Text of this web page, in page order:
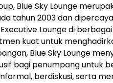
Blue Sky Lounge
tahun 2003 dan
Lounge di
kuat untuk
Blue Sky Lounge
bagi penumpang untuk
berdiskusi, serta